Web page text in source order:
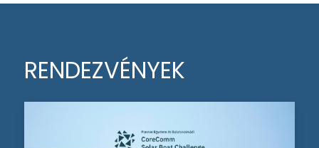
RENDEZVÉNYEK